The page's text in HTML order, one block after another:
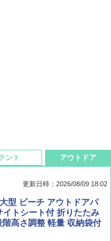
年 9 月号【特別付録:
"財布 ランダム2種】
・ウォーズ
ント
ション 山善] ポップアッ
広げて畳める パッとサ
ューブ フルクローズ メ
タッチテント キャンプ
アウトドア
更新日時：2026/08/09 18:02
型 ビーチ アウトドアパ
イトシート付 折りたたみ
高さ調整 軽量 収納袋付